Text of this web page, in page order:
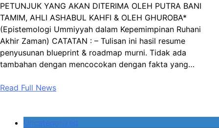
PETUNJUK YANG AKAN DITERIMA OLEH PUTRA BANI
TAMIM, AHLI ASHABUL KAHFI & OLEH GHUROBA*
(Epistemologi Ummiyyah dalam Kepemimpinan Ruhani
Akhir Zaman) CATATAN : – Tulisan ini hasil resume
penyusunan blueprint & roadmap murni. Tidak ada
tambahan dengan mencocokan dengan fakta yang…
Read Full News
Uncategorized